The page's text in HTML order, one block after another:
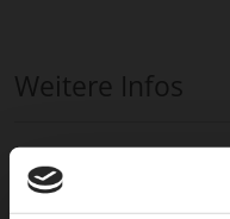
Weitere Infos
PflegeMed - IHRE
24 Stunden Pflege